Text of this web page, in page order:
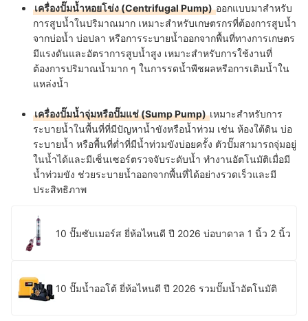
เครื่องปั๊มน้ำหอยโข่ง (Centrifugal Pump)ออกแบบมาสำหรับ
การสูบน้ำในปริมาณมาก เหมาะสำหรับเกษตรกรที่ต้องการสูบน้ำ
จากบ่อน้ำ บ่อปลา หรือการระบายน้ำออกจากพื้นที่ทางการเกษตร
มีแรงดันและอัตราการสูบน้ำสูง เหมาะสำหรับการใช้งานที่
ต้องการปริมาณน้ำมาก ๆ ในการรดน้ำพืชผลหรือการเติมน้ำใน
แหล่งน้ำ
เครื่องปั๊มน้ำจุ่มหรือปั๊มแช่ (Sump Pump)เหมาะสำหรับการ
ระบายน้ำในพื้นที่ที่มีปัญหาน้ำขังหรือน้ำท่วม เช่น ห้องใต้ดิน บ่อ
ระบายน้ำ หรือพื้นที่ต่ำที่มีน้ำท่วมขังบ่อยครั้ง ตัวปั๊มสามารถจุ่มอยู่
ในน้ำได้และมีเซ็นเซอร์ตรวจจับระดับน้ำ ทำงานอัตโนมัติเมื่อมี
น้ำท่วมขัง ช่วยระบายน้ำออกจากพื้นที่ได้อย่างรวดเร็วและมี
ประสิทธิภาพ
10 ปั๊มซับเมอร์ส ยี่ห้อไหนดี ปี 2026 บ่อบาดาล 1 นิ้ว 2 นิ้ว
10 ปั๊มน้ำออโต้ ยี่ห้อไหนดี ปี 2026 รวมปั๊มน้ำอัตโนมัติ